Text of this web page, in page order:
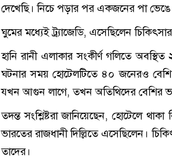
দেখেছি। নিচে পড়ার পর একজনের পা
ঘুমের মধ্যেই ট্র্যাজেডি, এসেছিলেন
হানি রানী এলাকার সংকীর্ণ গলিতে
ঘটনার সময় হোটেলটিতে ৪০ জনেরও বেশি
যখন আগুন লাগে, তখন অতিথিদের বেশির
তদন্ত সংশ্লিষ্টরা জানিয়েছেন, হোটেলে
ভারতের রাজধানী দিল্লিতে এসেছিলেন।
তাদের।